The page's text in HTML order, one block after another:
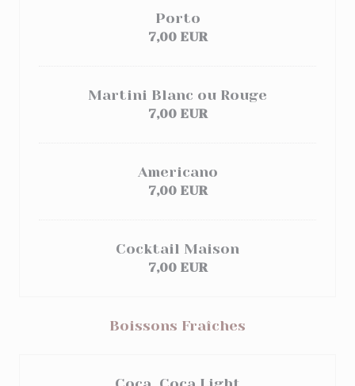
Porto
7,00 EUR
Martini Blanc ou Rouge
7,00 EUR
Americano
7,00 EUR
Cocktail Maison
7,00 EUR
Boissons Fraîches